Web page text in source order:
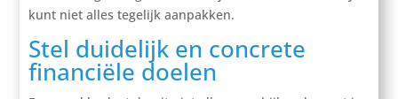
kunt niet alles tegelijk aanpakken.
Stel duidelijk en concrete
financiële doelen